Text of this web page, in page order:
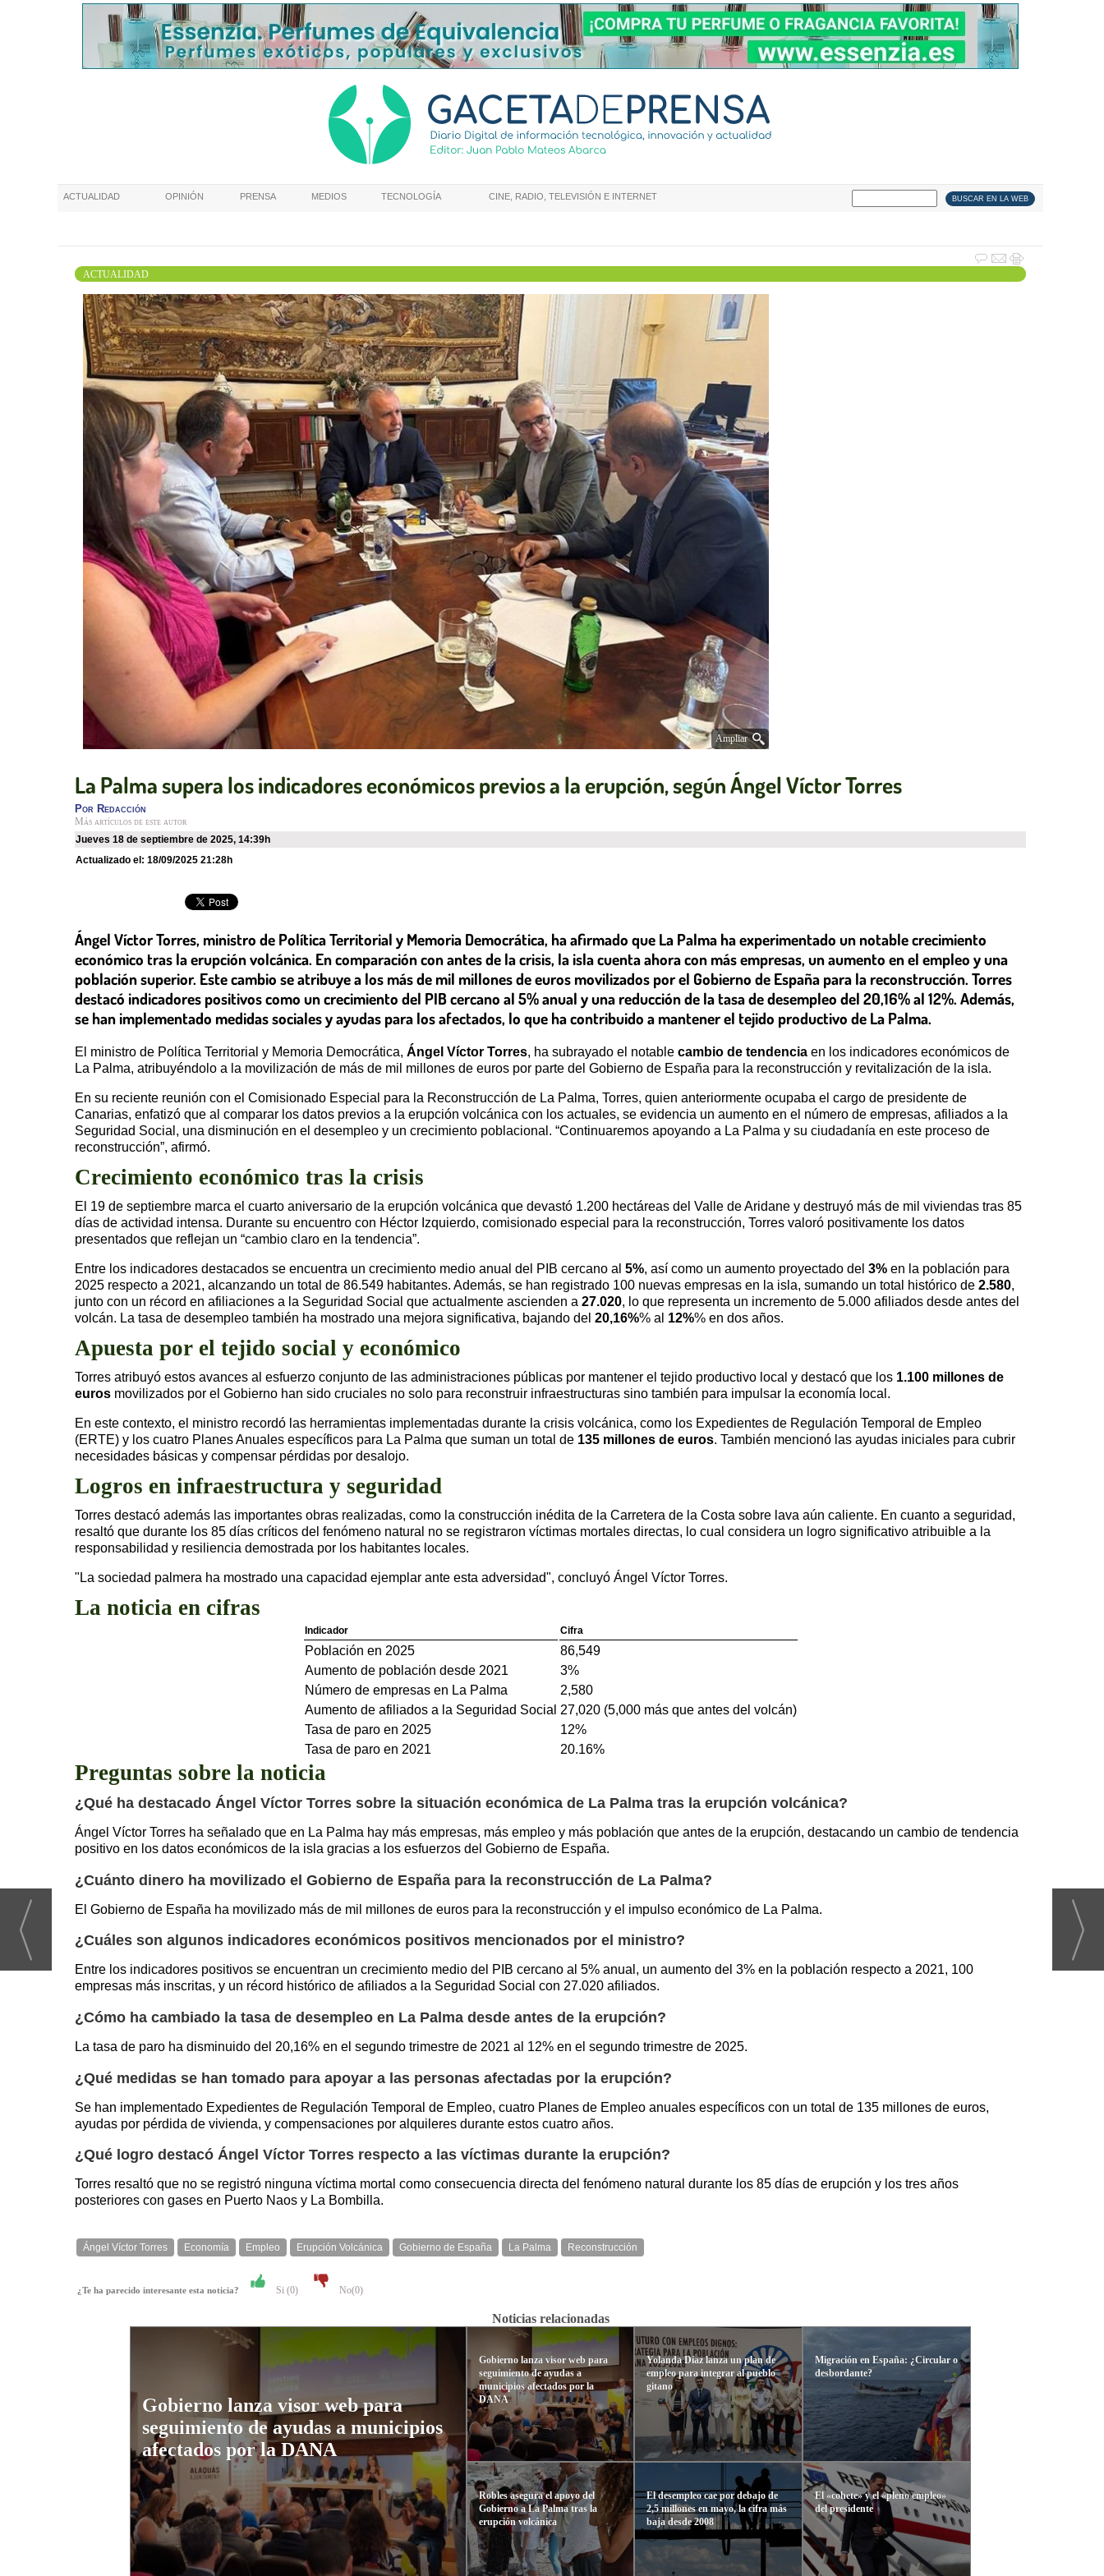
ACTUALIDAD OPINIÓN PRENSA MEDIOS TECNOLOGÍA CINE, RADIO, TELEVISIÓN E INTERNET
ACTUALIDAD
Ampliar
La Palma supera los indicadores económicos previos a la erupción, según Ángel Víctor Torres
Por Redacción
Más artículos de este autor
jueves 18 de septiembre de 2025, 14:39h
Actualizado el: 18/09/2025 21:28h
Ángel Víctor Torres, ministro de Política Territorial y Memoria Democrática, ha afirmado que La Palma ha experimentado un notable crecimiento
económico tras la erupción volcánica. En comparación con antes de la crisis, la isla cuenta ahora con más empresas, un aumento en el empleo y una
población superior. Este cambio se atribuye a los más de mil millones de euros movilizados por el Gobierno de España para la reconstrucción. Torres
destacó indicadores positivos como un crecimiento del PIB cercano al 5% anual y una reducción de la tasa de desempleo del 20,16% al 12%. Además,
se han implementado medidas sociales y ayudas para los afectados, lo que ha contribuido a mantener el tejido productivo de La Palma.
El ministro de Política Territorial y Memoria Democrática, Ángel Víctor Torres, ha subrayado el notable cambio de tendencia en los indicadores económicos de
La Palma, atribuyéndolo a la movilización de más de mil millones de euros por parte del Gobierno de España para la reconstrucción y revitalización de la isla.
En su reciente reunión con el Comisionado Especial para la Reconstrucción de La Palma, Torres, quien anteriormente ocupaba el cargo de presidente de
Canarias, enfatizó que al comparar los datos previos a la erupción volcánica con los actuales, se evidencia un aumento en el número de empresas, afiliados a la
Seguridad Social, una disminución en el desempleo y un crecimiento poblacional. “Continuaremos apoyando a La Palma y su ciudadanía en este proceso de
reconstrucción”, afirmó.
Crecimiento económico tras la crisis
El 19 de septiembre marca el cuarto aniversario de la erupción volcánica que devastó 1.200 hectáreas del Valle de Aridane y destruyó más de mil viviendas tras 85
días de actividad intensa. Durante su encuentro con Héctor Izquierdo, comisionado especial para la reconstrucción, Torres valoró positivamente los datos
presentados que reflejan un “cambio claro en la tendencia”.
Entre los indicadores destacados se encuentra un crecimiento medio anual del PIB cercano al 5%, así como un aumento proyectado del 3% en la población para
2025 respecto a 2021, alcanzando un total de 86.549 habitantes. Además, se han registrado 100 nuevas empresas en la isla, sumando un total histórico de 2.580,
junto con un récord en afiliaciones a la Seguridad Social que actualmente ascienden a 27.020, lo que representa un incremento de 5.000 afiliados desde antes del
volcán. La tasa de desempleo también ha mostrado una mejora significativa, bajando del 20,16%% al 12%% en dos años.
Apuesta por el tejido social y económico
Torres atribuyó estos avances al esfuerzo conjunto de las administraciones públicas por mantener el tejido productivo local y destacó que los 1.100 millones de
euros movilizados por el Gobierno han sido cruciales no solo para reconstruir infraestructuras sino también para impulsar la economía local.
En este contexto, el ministro recordó las herramientas implementadas durante la crisis volcánica, como los Expedientes de Regulación Temporal de Empleo
(ERTE) y los cuatro Planes Anuales específicos para La Palma que suman un total de 135 millones de euros. También mencionó las ayudas iniciales para cubrir
necesidades básicas y compensar pérdidas por desalojo.
Logros en infraestructura y seguridad
Torres destacó además las importantes obras realizadas, como la construcción inédita de la Carretera de la Costa sobre lava aún caliente. En cuanto a seguridad,
resaltó que durante los 85 días críticos del fenómeno natural no se registraron víctimas mortales directas, lo cual considera un logro significativo atribuible a la
responsabilidad y resiliencia demostrada por los habitantes locales.
"La sociedad palmera ha mostrado una capacidad ejemplar ante esta adversidad", concluyó Ángel Víctor Torres.
La noticia en cifras
Indicador Cifra
Población en 2025
86,549
Aumento de población desde 2021
3%
Número de empresas en La Palma
2,580
Aumento de afiliados a la Seguridad Social 27,020 (5,000 más que antes del volcán)
Tasa de paro en 2025
12%
Tasa de paro en 2021
20.16%
Preguntas sobre la noticia
¿Qué ha destacado Ángel Víctor Torres sobre la situación económica de La Palma tras la erupción volcánica?
Ángel Víctor Torres ha señalado que en La Palma hay más empresas, más empleo y más población que antes de la erupción, destacando un cambio de tendencia
positivo en los datos económicos de la isla gracias a los esfuerzos del Gobierno de España.
¿Cuánto dinero ha movilizado el Gobierno de España para la reconstrucción de La Palma?
El Gobierno de España ha movilizado más de mil millones de euros para la reconstrucción y el impulso económico de La Palma.
¿Cuáles son algunos indicadores económicos positivos mencionados por el ministro?
Entre los indicadores positivos se encuentran un crecimiento medio del PIB cercano al 5% anual, un aumento del 3% en la población respecto a 2021, 100
empresas más inscritas, y un récord histórico de afiliados a la Seguridad Social con 27.020 afiliados.
¿Cómo ha cambiado la tasa de desempleo en La Palma desde antes de la erupción?
La tasa de paro ha disminuido del 20,16% en el segundo trimestre de 2021 al 12% en el segundo trimestre de 2025.
¿Qué medidas se han tomado para apoyar a las personas afectadas por la erupción?
Se han implementado Expedientes de Regulación Temporal de Empleo, cuatro Planes de Empleo anuales específicos con un total de 135 millones de euros,
ayudas por pérdida de vivienda, y compensaciones por alquileres durante estos cuatro años.
¿Qué logro destacó Ángel Víctor Torres respecto a las víctimas durante la erupción?
Torres resaltó que no se registró ninguna víctima mortal como consecuencia directa del fenómeno natural durante los 85 días de erupción y los tres años
posteriores con gases en Puerto Naos y La Bombilla.
Ángel Víctor Torres Economía Empleo Erupción Volcánica Gobierno de España La Palma Reconstrucción
¿Te ha parecido interesante esta noticia? Si (0) No(0)
Noticias relacionadas
Gobierno lanza visor web para
seguimiento de ayudas a municipios
afectados por la DANA
Gobierno lanza visor web para
seguimiento de ayudas a
municipios afectados por la
DANA
Robles asegura el apoyo del
Gobierno a La Palma tras la
erupción volcánica
Yolanda Díaz lanza un plan de
empleo para integrar al pueblo
gitano
El desempleo cae por debajo de
2,5 millones en mayo, la cifra más
baja desde 2008
Migración en España: ¿Circular o
desbordante?
El «cohete» y el «pleno empleo»
del presidente